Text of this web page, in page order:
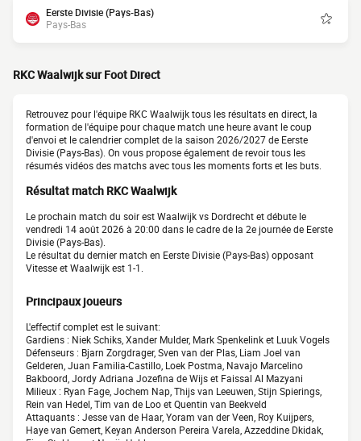
Eerste Divisie (Pays-Bas)
Pays-Bas
RKC Waalwijk sur Foot Direct
Retrouvez pour l'équipe RKC Waalwijk tous les résultats en direct, la
formation de l'équipe pour chaque match une heure avant le coup
d'envoi et le calendrier complet de la saison 2026/2027 de Eerste
Divisie (Pays-Bas). On vous propose également de revoir tous les
résumés vidéos des matchs avec tous les moments forts et les buts.
Résultat match RKC Waalwijk
Le prochain match du soir est Waalwijk vs Dordrecht et débute le
vendredi 14 août 2026 à 20:00 dans le cadre de la 2e journée de Eerste
Divisie (Pays-Bas).
Le résultat du dernier match en Eerste Divisie (Pays-Bas) opposant
Vitesse et Waalwijk est 1-1.
Principaux joueurs
L'effectif complet est le suivant:
Gardiens : Niek Schiks, Xander Mulder, Mark Spenkelink et Luuk Vogels
Défenseurs : Bjarn Zorgdrager, Sven van der Plas, Liam Joel van
Gelderen, Juan Familia-Castillo, Loek Postma, Navajo Marcelino
Bakboord, Jordy Adriana Jozefina de Wijs et Faissal Al Mazyani
Milieux : Ryan Fage, Jochem Nap, Thijs van Leeuwen, Stijn Spierings,
Rein van Hedel, Tim van de Loo et Quentin van Beekveld
Attaquants : Jesse van de Haar, Yoram van der Veen, Roy Kuijpers,
Haye van Gemert, Keyan Anderson Pereira Varela, Azzeddine Dkidak,